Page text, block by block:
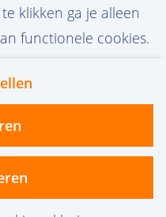
te klikken ga je alleen
functionele cookies.